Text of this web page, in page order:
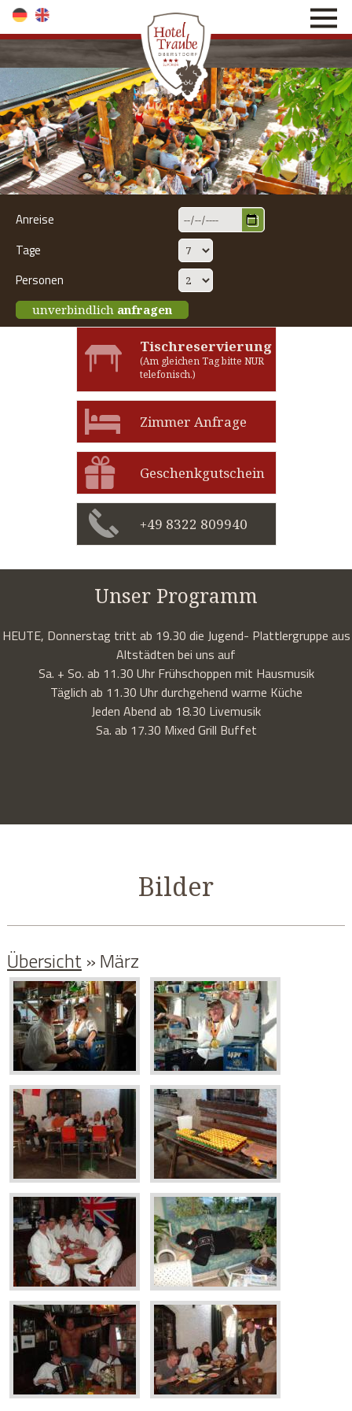
direkt zur Navigation
direkt zum Inhalt
Anreise
Tage
Personen
unverbindlich anfragen
Unser Programm
HEUTE, Donnerstag tritt ab 19.30 die Jugend- Plattlergruppe aus
Altstädten bei uns auf
Sa. + So. ab 11.30 Uhr Frühschoppen mit Hausmusik
Täglich ab 11.30 Uhr durchgehend warme Küche
Jeden Abend ab 18.30 Livemusik
Sa. ab 17.30 Mixed Grill Buffet
Tischreservierung
(Am gleichen Tag bitte NUR
telefonisch.)
Zimmer Anfrage
Geschenkgutschein
+49 8322 809940
Bilder
Übersicht» März